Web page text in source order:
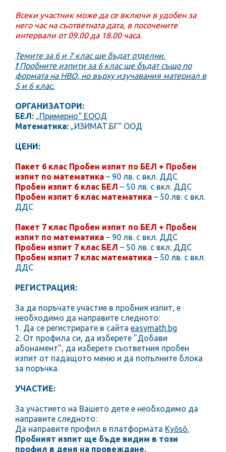
Всеки участник може да се включи в удобен за
него час на съответната дата, в посочените
интервали от 09.00 да 18.00 часа.
Темите за 6 и 7 клас ще бъдат отделни.
❗️ Пробните изпити за 6 клас ще бъдат също по
формата на НВО, но върху изучавания материал в
5 и 6 клас.
ОРГАНИЗАТОРИ:
БЕЛ: „Примерно“ ЕООД
Математика: „ИЗИМАТ.БГ“ ООД
ЦЕНИ:
Пакет 6 клас Пробен изпит по БЕЛ + Пробен
изпит по математика – 90 лв. с вкл. ДДС
Пробен изпит 6 клас БЕЛ – 50 лв. с вкл. ДДС
Пробен изпит 6 клас математика – 50 лв. с вкл.
ДДС
Пакет 7 клас Пробен изпит по БЕЛ + Пробен
изпит по математика – 90 лв. с вкл. ДДС
Пробен изпит 7 клас БЕЛ – 50 лв. с вкл. ДДС
Пробен изпит 7 клас математика – 50 лв. с вкл.
ДДС
РЕГИСТРАЦИЯ:
За да поръчате участие в пробния изпит, е
необходимо да направите следното:
1. Да се регистрирате в сайтаeasymath.bg
2. От профила си, да изберете "Добави
абонамент", да изберете съответния пробен
изпит от падащото меню и да попълните блока
за поръчка.
УЧАСТИЕ:
За участието на Вашето дете е необходимо да
направите следното:
Да направите профил в платформата Kyōsō.
Пробният изпит ще бъде видим в този
профил в деня на провеждане.